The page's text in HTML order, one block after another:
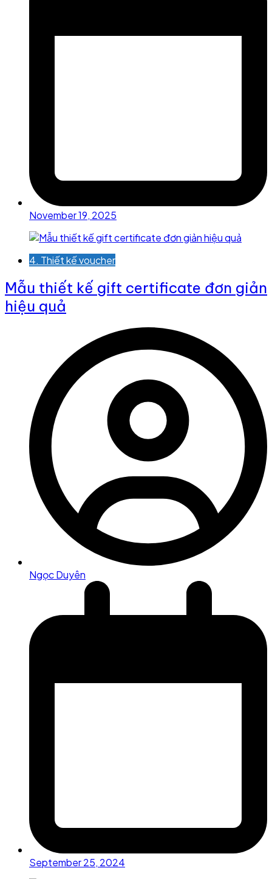
November 19, 2025
4. Thiết kế voucher
Mẫu thiết kế gift certificate đơn giản
hiệu quả
Ngọc Duyên
September 25, 2024